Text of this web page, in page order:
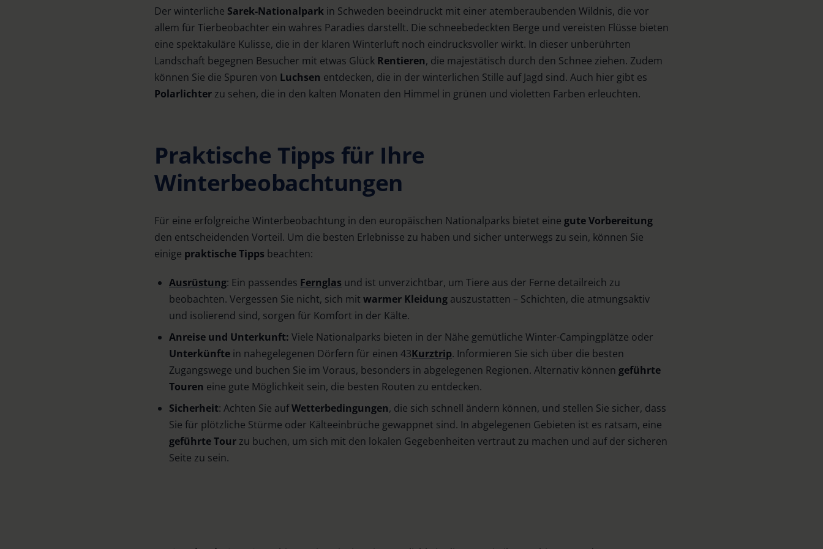
Der winterliche Sarek-Nationalpark in Schweden beeindruckt mit einer atemberaubenden Wildnis, die vor
allem für Tierbeobachter ein wahres Paradies darstellt. Die schneebedeckten Berge und vereisten Flüsse bieten
eine spektakuläre Kulisse, die in der klaren Winterluft noch eindrucksvoller wirkt. In dieser unberührten
Landschaft begegnen Besucher mit etwas Glück Rentieren, die majestätisch durch den Schnee ziehen. Zudem
können Sie die Spuren von Luchsen entdecken, die in der winterlichen Stille auf Jagd sind. Auch hier gibt es
Polarlichter zu sehen, die in den kalten Monaten den Himmel in grünen und violetten Farben erleuchten.
Praktische Tipps für Ihre
Winterbeobachtungen
Für eine erfolgreiche Winterbeobachtung in den europäischen Nationalparks bietet eine gute Vorbereitung
den entscheidenden Vorteil. Um die besten Erlebnisse zu haben und sicher unterwegs zu sein, können Sie
einige praktische Tipps beachten:
Ausrüstung: Ein passendes Fernglas und ist unverzichtbar, um Tiere aus der Ferne detailreich zu
beobachten. Vergessen Sie nicht, sich mit warmer Kleidung auszustatten – Schichten, die atmungsaktiv
und isolierend sind, sorgen für Komfort in der Kälte.
Anreise und Unterkunft: Viele Nationalparks bieten in der Nähe gemütliche Winter-Campingplätze oder
Unterkünfte in nahegelegenen Dörfern für einen 43Kurztrip. Informieren Sie sich über die besten
Zugangswege und buchen Sie im Voraus, besonders in abgelegenen Regionen. Alternativ können geführte
Touren eine gute Möglichkeit sein, die besten Routen zu entdecken.
Sicherheit: Achten Sie aufWetterbedingungen, die sich schnell ändern können, und stellen Sie sicher, dass
Sie für plötzliche Stürme oder Kälteeinbrüche gewappnet sind. In abgelegenen Gebieten ist es ratsam, eine
geführte Tour zu buchen, um sich mit den lokalen Gegebenheiten vertraut zu machen und auf der sicheren
Seite zu sein.